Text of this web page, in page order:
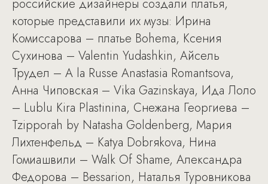
российские дизайнеры создали платья,
которые представили их музы: Ирина
Комиссарова – платье Bohema, Ксения
Сухинова – Valentin Yudashkin, Айсель
Трудел – A la Russe Anastasia Romantsova,
Анна Чиповская – Vika Gazinskaya, Ида Лоло
– Lublu Kira Plastinina, Снежана Георгиева –
Tzipporah by Natasha Goldenberg, Мария
Лихтенфельд – Katya Dobrяkova, Нина
Гомиашвили – Walk Of Shame, Александра
Федорова – Bessarion, Наталья Туровникова